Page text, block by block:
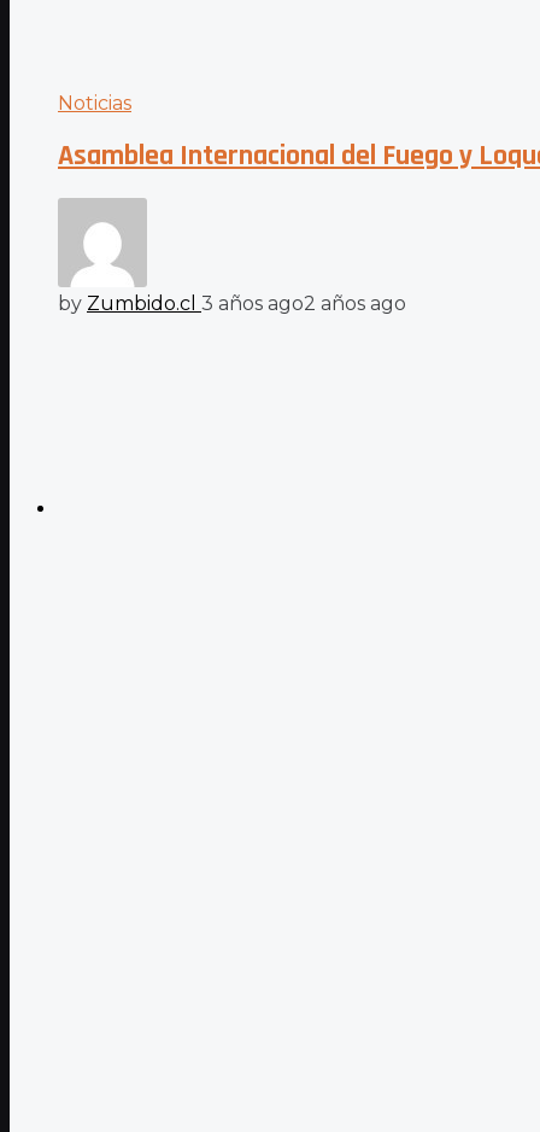
Noticias
Asamblea Internacional del Fuego y
by Zumbido.cl 3 años ago2 años ago